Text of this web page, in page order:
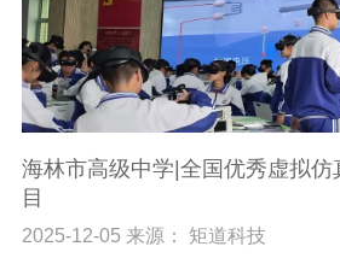
海林市高级中学|全国优秀虚拟仿
目
2025-12-05 来源： 矩道科技